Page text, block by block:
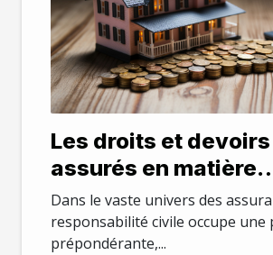
Les droits et
assurés en matière
d'assurance
civile
Dans le vaste univers des
responsabilité civile occupe une
prépondérante,...